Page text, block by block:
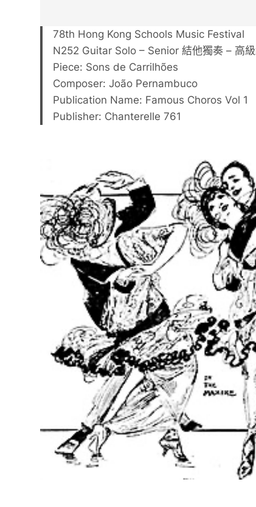
78th Hong Kong Schools Music Festival
N252 Guitar Solo – Senior 結他獨奏 – 高級
Piece: Sons de Carrilhões
Composer: João Pernambuco
Publication Name: Famous Choros Vol 1
Publisher: Chanterelle 761